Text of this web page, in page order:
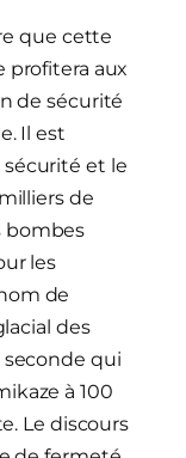
que cette
profitera aux
de sécurité
Il est
et le
de
bombes
les
de
des
qui
à 100
Le discours